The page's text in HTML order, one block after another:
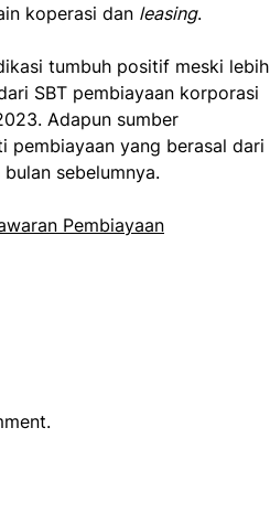
koperasi dan leasing.
tumbuh positif meski lebih
SBT pembiayaan korporasi
Adapun sumber
pembiayaan yang berasal dari
sebelumnya.
Pembiayaan​